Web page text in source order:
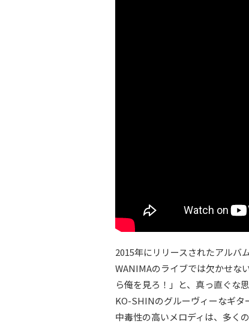
2015年にリリースされたアルバ
WANIMAのライブでは欠かせな
ら俺を見ろ！」と、真っ直ぐな
KO-SHINのグルーヴィーなギタ
中毒性の高いメロディは、多く